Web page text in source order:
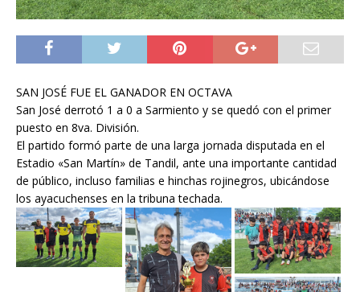
SAN JOSÉ FUE EL GANADOR EN OCTAVA
San José derrotó 1 a 0 a Sarmiento y se quedó con el primer
puesto en 8va. División.
El partido formó parte de una larga jornada disputada en el
Estadio «San Martín» de Tandil, ante una importante cantidad
de público, incluso familias e hinchas rojinegros, ubicándose
los ayacuchenses en la tribuna techada.